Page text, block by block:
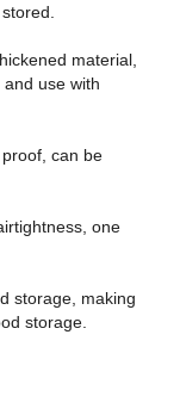
material,
use with
can be
one
storage, making
storage.